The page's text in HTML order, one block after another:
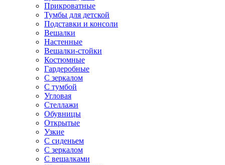
Прикроватные
Тумбы для детской
Подставки и консоли
Вешалки
Настенные
Вешалки-стойки
Костюмные
Гардеробные
С зеркалом
С тумбой
Угловая
Стеллажи
Обувницы
Открытые
Узкие
С сиденьем
С зеркалом
С вешалками